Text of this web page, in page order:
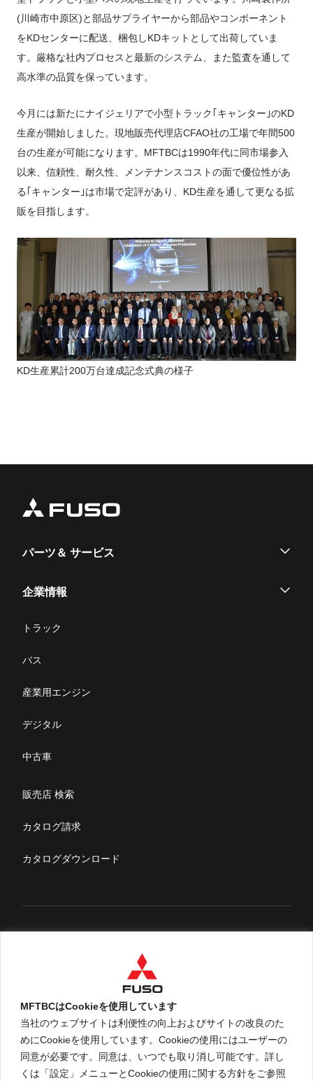
MFTBCはCookieを使用しています
当社のウェブサイトは利便性の向上およびサイトの改良のた
めにCookieを使用しています。Cookieの使用にはユーザーの
同意が必要です。同意は、いつでも取り消し可能です。詳し
くは「設定」メニューとCookieの使用に関する方針をご参照
(川崎市中原区)と部品サプライヤーから部品やコンポーネント
をKDセンターに配送、梱包しKDキットとして出荷していま
す。厳格な社内プロセスと最新のシステム、また監査を通して
高水準の品質を保っています。
今月には新たにナイジェリアで小型トラック｢キャンター｣のKD
生産が開始しました。現地販売代理店CFAO社の工場で年間500
台の生産が可能になります。MFTBCは1990年代に同市場参入
以来、信頼性、耐久性、メンテナンスコストの面で優位性があ
る｢キャンター｣は市場で定評があり、KD生産を通して更なる拡
販を目指します。
KD生産累計200万台達成記念式典の様子
パーツ＆ サービス
パーツ
企業情報
企業情報
お問い合わせ
ニュース・お知らせ
採用情報
リコール情報
特定整備(自動車一覧表）
ふそうライフ
FUSOマガジン
トラック
バス
産業用エンジン
デジタル
中古車
販売店 検索
カタログ請求
カタログダウンロード
An ARCHION Group Company